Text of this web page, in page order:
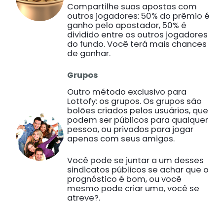
Compartilhe suas apostas com
outros jogadores: 50% do prêmio é
ganho pelo apostador, 50% é
dividido entre os outros jogadores
do fundo. Você terá mais chances
de ganhar.
Grupos
Outro método exclusivo para
Lottofy: os grupos. Os grupos são
bolões criados pelos usuários, que
podem ser públicos para qualquer
pessoa, ou privados para jogar
apenas com seus amigos.
Você pode se juntar a um desses
sindicatos públicos se achar que o
prognóstico é bom, ou você
mesmo pode criar umo, você se
atreve?.